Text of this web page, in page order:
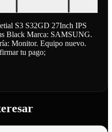
S3 S32GD 27Inch IPS
Black Marca: SAMSUNG.
Monitor. Equipo nuevo.
tu pago;